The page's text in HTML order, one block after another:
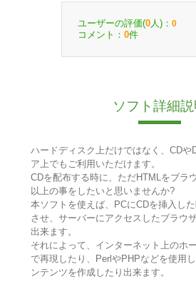
ユーザーの評価(0 人)： 0
コメント： 0件
ソフト詳細説
ハードディスク上だけではなく、CDや
ア上でもご利用いただけます。
CDを配布する時に、ただHTMLをブラ
以上の事をしたいと思いませんか?
本ソフトを使えば、PCにCDを挿入し
させ、サーバーにアクセスしたブラウ
出来ます。
それによって、インターネット上のホ
で再現したり、PerlやPHPなどを使用
ンテンツを作成したり出来ます。